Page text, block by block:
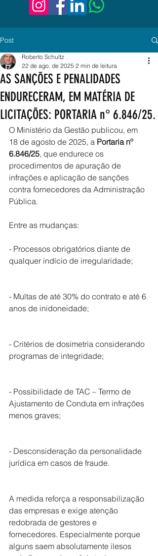
Post
AS SANÇÕES E PENALIDADES
ENDURECERAM, EM MATÉRIA DE
LICITAÇÕES: PORTARIA n° 6.846/25.
Roberto Schultz
22 de ago. de 2025 2 min de leitura
O Ministério da Gestão publicou, em
18 de agosto de 2025, a Portaria nº
6.846/25, que endurece os
procedimentos de apuração de
infrações e aplicação de sanções
contra fornecedores da Administração
Pública.
Entre as mudanças:
- Processos obrigatórios diante de
qualquer indício de irregularidade;
- Multas de até 30% do contrato e até 6
anos de inidoneidade;
- Critérios de dosimetria considerando
programas de integridade;
- Possibilidade de TAC – Termo de
Ajustamento de Conduta em infrações
menos graves;
- Desconsideração da personalidade
jurídica em casos de fraude.
A medida reforça a responsabilização
das empresas e exige atenção
redobrada de gestores e
fornecedores. Especialmente porque
alguns saem absolutamente ilesos